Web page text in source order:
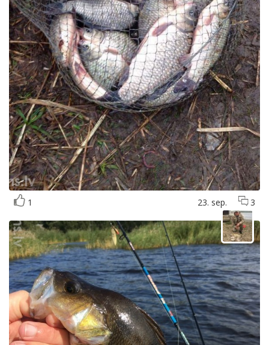
1 23. sep. 3